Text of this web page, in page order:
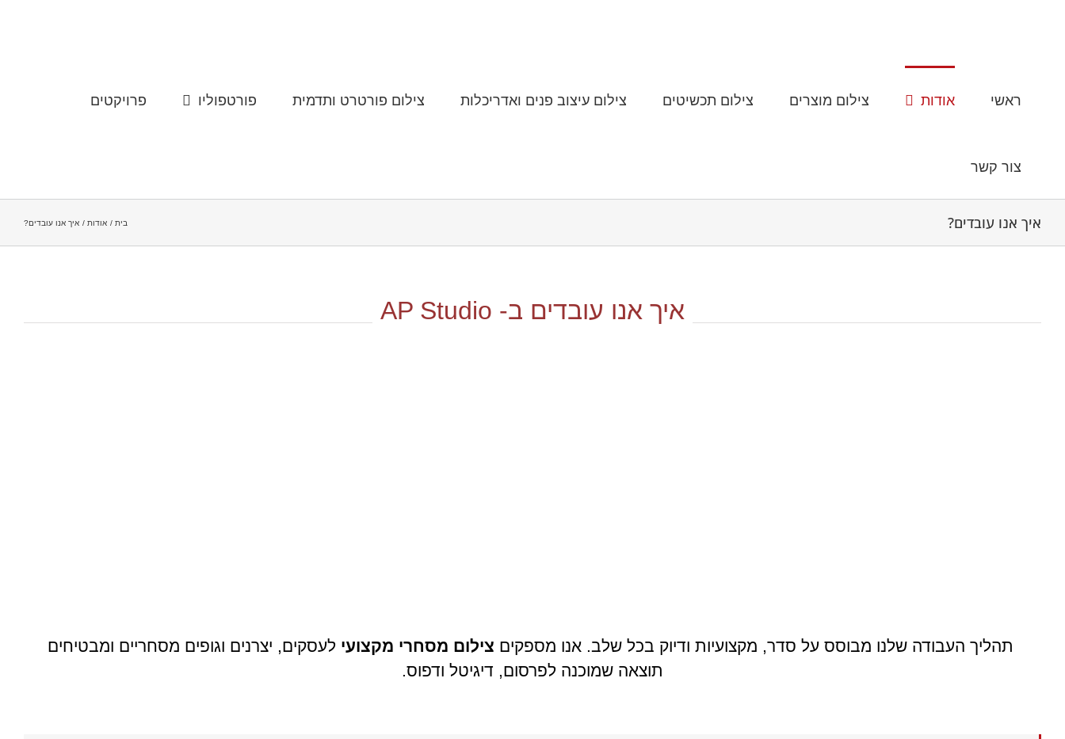
ראשי אודות צילום מוצרים צילום תכשיטים צילום עיצוב פנים ואדריכלות צילום פורטרט ותדמית פורטפוליו פרויקטים
צור קשר
איך אנו עובדים? בית אודות איך אנו עובדים?
איך אנו עובדים ב- AP Studio
תהליך העבודה שלנו מבוסס על סדר, מקצועיות ודיוק בכל שלב. אנו מספקים צילום מסחרי מקצועי לעסקים, יצרנים וגופים מסחריים ומבטיחים
תוצאה שמוכנה לפרסום, דיגיטל ודפוס.